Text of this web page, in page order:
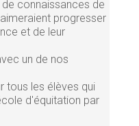
connaissances de
progresser
et de leur
un de nos
tous les élèves qui
d'équitation par